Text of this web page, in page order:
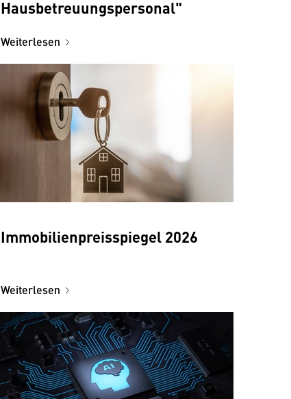
Hausbetreuungspersonal"
Weiterlesen
Immobilienpreisspiegel 2026
Weiterlesen